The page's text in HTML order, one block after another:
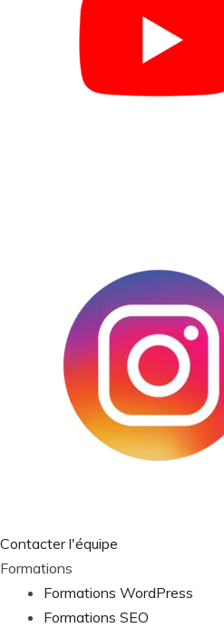
Contacter l'équipe
Formations
Formations WordPress
Formations SEO